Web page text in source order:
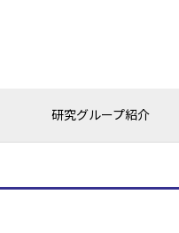
研究グループ紹介